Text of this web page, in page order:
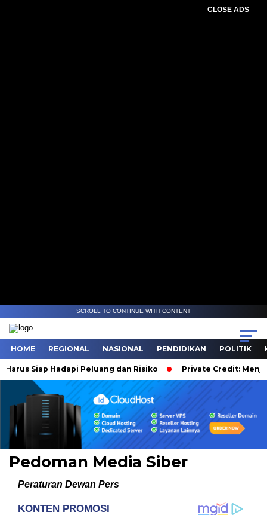
CLOSE ADS
SCROLL TO CONTINUE WITH CONTENT
HOME REGIONAL NASIONAL PENDIDIKAN POLITIK
Hadapi Peluang dan Risiko Private Credit:
Pedoman Media Siber
Peraturan Dewan Pers